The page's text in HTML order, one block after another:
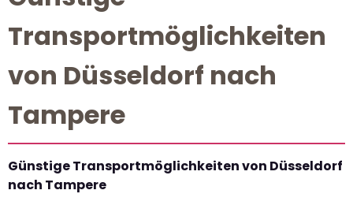
Transportmöglichkeiten
von Düsseldorf nach
Tampere
Günstige Transportmöglichkeiten von Düsseldorf
nach Tampere